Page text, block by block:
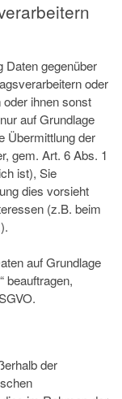
Daten gegenüber
oder
ihnen sonst
auf Grundlage
Übermittlung der
gem. Art. 6 Abs. 1
ist), Sie
dies vorsieht
(z.B. beim
auf Grundlage
beauftragen,
der